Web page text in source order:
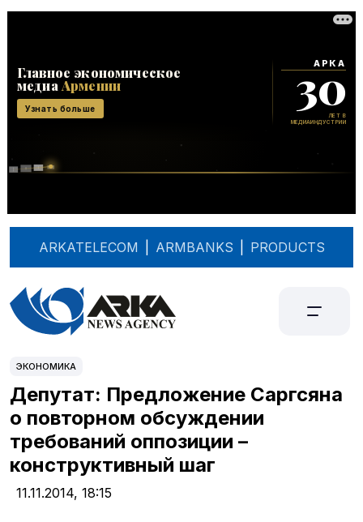
ARKATELECOM ARMBANKS PRODUCTS
ЭКОНОМИКА
Депутат: Предложение Саргсяна
о повторном обсуждении
требований оппозиции –
конструктивный шаг
11.11.2014, 18:15